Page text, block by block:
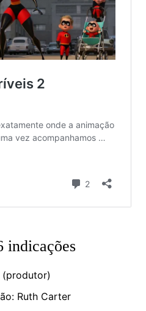
indicações
(produtor)
Ruth Carter